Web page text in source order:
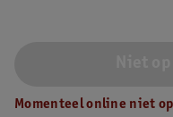
Momenteel online niet